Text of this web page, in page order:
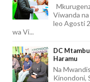
Viwanda
leo Agosti
wa Vi...
DC
Haramu
Na
Kinondoni,